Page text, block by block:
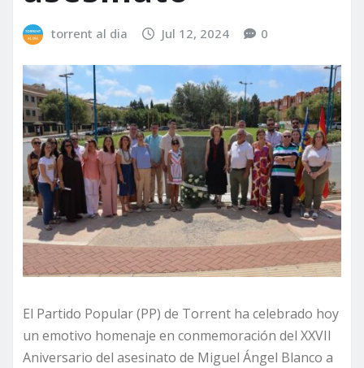
torrent al dia Jul 12, 2024 0
El Partido Popular (PP) de Torrent ha celebrado hoy
un emotivo homenaje en conmemoración del XXVII
Aniversario del asesinato de Miguel Ángel Blanco a